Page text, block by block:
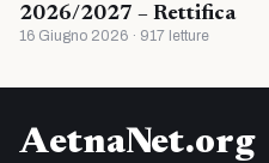
2026/2027 – Rettifica
16 Giugno 2026 · 917 letture
AetnaNet.org